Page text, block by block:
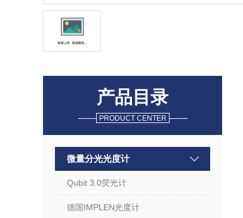
产品目录
PRODUCT CENTER
微量分光光度计
Qubit 3.0荧光计
德国IMPLEN光度计